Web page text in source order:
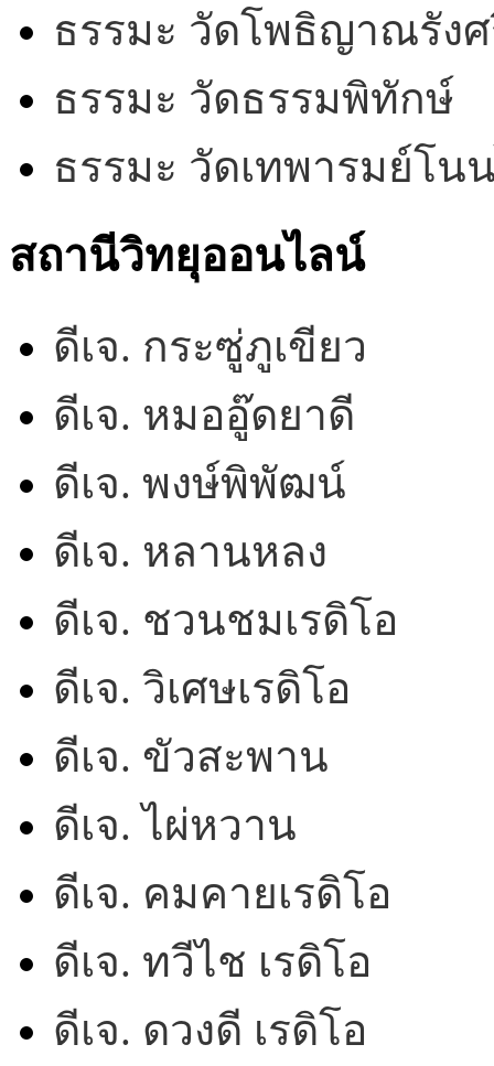
ธรรมะ วัดโพธิญาณรัง
ธรรมะ วัดธรรมพิทักษ์
ธรรมะ วัดเทพารมย์โน
สถานีวิทยุออนไลน์
ดีเจ. กระซู่ภูเขียว
ดีเจ. หมออู๊ดยาดี
ดีเจ. พงษ์พิพัฒน์
ดีเจ. หลานหลง
ดีเจ. ชวนชมเรดิโอ
ดีเจ. วิเศษเรดิโอ
ดีเจ. ขัวสะพาน
ดีเจ. ไผ่หวาน
ดีเจ. คมคายเรดิโอ
ดีเจ. ทวีไช เรดิโอ
ดีเจ. ดวงดี เรดิโอ